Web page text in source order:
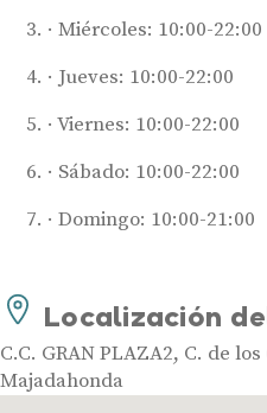
Miércoles: 10:00-22:00
Jueves: 10:00-22:00
Viernes: 10:00-22:00
Sábado: 10:00-22:00
Domingo: 10:00-21:00
Localización
C.C. GRAN PLAZA2, C. de
Majadahonda
Mejores
Tipos de